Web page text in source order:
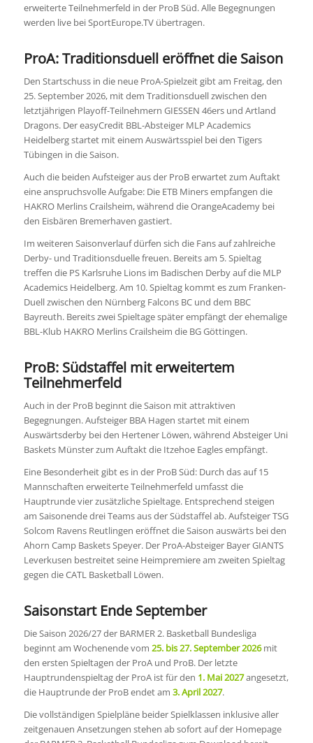
erweiterte Teilnehmerfeld in der ProB Süd. Alle Begegnungen
werden live bei SportEurope.TV übertragen.
ProA: Traditionsduell eröffnet die Saison
Den Startschuss in die neue ProA-Spielzeit gibt am Freitag, den
25. September 2026, mit dem Traditionsduell zwischen den
letztjährigen Playoff-Teilnehmern GIESSEN 46ers und Artland
Dragons. Der easyCredit BBL-Absteiger MLP Academics
Heidelberg startet mit einem Auswärtsspiel bei den Tigers
Tübingen in die Saison.
Auch die beiden Aufsteiger aus der ProB erwartet zum Auftakt
eine anspruchsvolle Aufgabe: Die ETB Miners empfangen die
HAKRO Merlins Crailsheim, während die OrangeAcademy bei
den Eisbären Bremerhaven gastiert.
Im weiteren Saisonverlauf dürfen sich die Fans auf zahlreiche
Derby- und Traditionsduelle freuen. Bereits am 5. Spieltag
treffen die PS Karlsruhe Lions im Badischen Derby auf die MLP
Academics Heidelberg. Am 10. Spieltag kommt es zum Franken-
Duell zwischen den Nürnberg Falcons BC und dem BBC
Bayreuth. Bereits zwei Spieltage später empfängt der ehemalige
BBL-Klub HAKRO Merlins Crailsheim die BG Göttingen.
ProB: Südstaffel mit erweitertem
Teilnehmerfeld
Auch in der ProB beginnt die Saison mit attraktiven
Begegnungen. Aufsteiger BBA Hagen startet mit einem
Auswärtsderby bei den Hertener Löwen, während Absteiger Uni
Baskets Münster zum Auftakt die Itzehoe Eagles empfängt.
Eine Besonderheit gibt es in der ProB Süd: Durch das auf 15
Mannschaften erweiterte Teilnehmerfeld umfasst die
Hauptrunde vier zusätzliche Spieltage. Entsprechend steigen
am Saisonende drei Teams aus der Südstaffel ab. Aufsteiger TSG
Solcom Ravens Reutlingen eröffnet die Saison auswärts bei den
Ahorn Camp Baskets Speyer. Der ProA-Absteiger Bayer GIANTS
Leverkusen bestreitet seine Heimpremiere am zweiten Spieltag
gegen die CATL Basketball Löwen.
Saisonstart Ende September
Die Saison 2026/27 der BARMER 2. Basketball Bundesliga
beginnt am Wochenende vom 25. bis 27. September 2026mit
den ersten Spieltagen der ProA und ProB. Der letzte
Hauptrundenspieltag der ProA ist für den 1. Mai 2027angesetzt,
die Hauptrunde der ProB endet am 3. April 2027.
Die vollständigen Spielpläne beider Spielklassen inklusive aller
zeitgenauen Ansetzungen stehen ab sofort auf der Homepage